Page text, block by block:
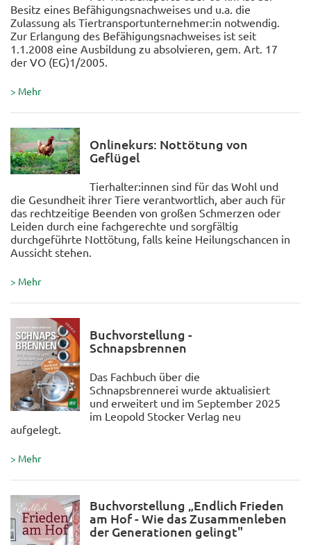
Besitz eines Befähigungsnachweises und u.a. die
Zulassung als Tiertransportunternehmer:in notwendig.
Zur Erlangung des Befähigungsnachweises ist seit
1.1.2008 eine Ausbildung zu absolvieren, gem. Art. 17
der VO (EG)1/2005.
> Mehr
Onlinekurs: Nottötung von
Geflügel
Tierhalter:innen sind für das Wohl und
die Gesundheit ihrer Tiere verantwortlich, aber auch für
das rechtzeitige Beenden von großen Schmerzen oder
Leiden durch eine fachgerechte und sorgfältig
durchgeführte Nottötung, falls keine Heilungschancen in
Aussicht stehen.
> Mehr
Buchvorstellung -
Schnapsbrennen
Das Fachbuch über die
Schnapsbrennerei wurde aktualisiert
und erweitert und im September 2025
im Leopold Stocker Verlag neu
aufgelegt.
> Mehr
Buchvorstellung „Endlich Frieden
am Hof - Wie das Zusammenleben
der Generationen gelingt"